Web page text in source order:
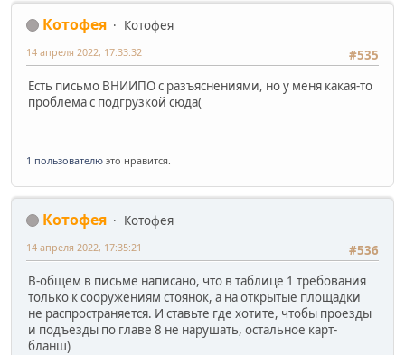
Котофея
Котофея
#535
14 апреля 2022, 17:33:32
Есть письмо ВНИИПО с разъяснениями, но у меня какая-то
проблема с подгрузкой сюда(
1 пользователю это нравится.
Котофея
Котофея
#536
14 апреля 2022, 17:35:21
В-общем в письме написано, что в таблице 1 требования
только к сооружениям стоянок, а на открытые площадки
не распространяется. И ставьте где хотите, чтобы проезды
и подъезды по главе 8 не нарушать, остальное карт-
бланш)